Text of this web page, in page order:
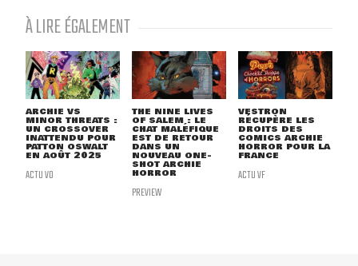
À LIRE ÉGALEMENT
ARCHIE VS
MINOR THREATS :
UN CROSSOVER
INATTENDU POUR
PATTON OSWALT
EN AOÛT 2025
ACTU VO
THE NINE LIVES
OF SALEM : LE
CHAT MALÉFIQUE
EST DE RETOUR
DANS UN
NOUVEAU ONE-
SHOT ARCHIE
HORROR
PREVIEW
VESTRON
RÉCUPÈRE LES
DROITS DES
COMICS ARCHIE
HORROR POUR LA
FRANCE
ACTU VF